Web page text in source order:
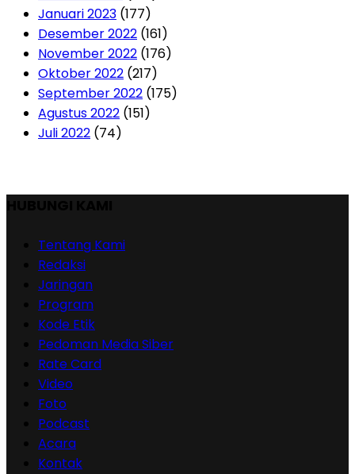
Januari 2023 (177)
Desember 2022 (161)
November 2022 (176)
Oktober 2022 (217)
September 2022 (175)
Agustus 2022 (151)
Juli 2022 (74)
Tentang Kami
Redaksi
Jaringan
Program
Kode Etik
Pedoman Media Siber
Rate Card
Video
Foto
Podcast
Acara
Kontak